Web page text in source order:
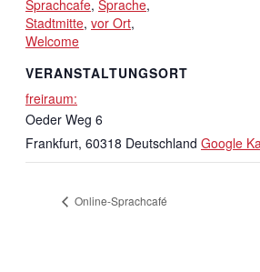
Sprachcafe, Sprache,
Stadtmitte, vor Ort,
Welcome
VERANSTALTUNGSORT
freiraum:
Oeder Weg 6
Frankfurt, 60318 Deutschland Google
Online-Sprachcafé